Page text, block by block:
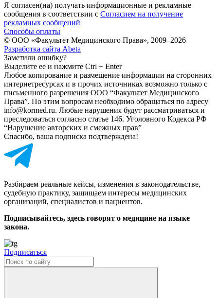
Я согласен(на) получать информационные и рекламные
сообщения в соответствии с Согласием на получение
рекламных сообщений
Способы оплаты
© ООО «Факультет Медицинского Права», 2009–2026
Разработка сайта Abeta
Заметили ошибку?
Выделите ее и нажмите Ctrl + Enter
Любое копирование и размещение информации на сторонних
интернет­ресурсах и в прочих источниках возможно только с
письменного разрешения ООО “Факультет Медицинского
Права”. По этим вопросам необходимо обращаться по адресу
info@kormed.ru. Любые нарушения будут рассматриваться и
преследоваться согласно статье 146. Уголовного Кодекса РФ
“Нарушение авторских и смежных прав”
Спасибо, ваша подписка подтверждена!
Разбираем реальные кейсы, изменения в законодательстве,
судебную практику, защищаем интересы медицинских
организаций, специалистов и пациентов.
Подписывайтесь, здесь говорят о медицине на языке
закона.
Подписаться